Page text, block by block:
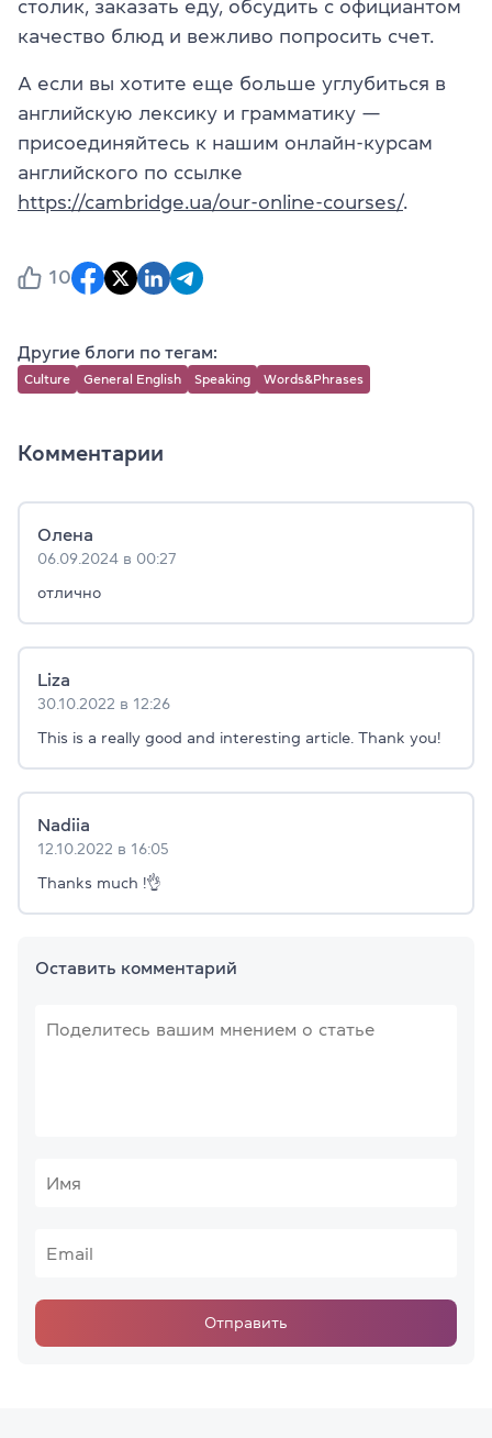
столик, заказать еду, обсудить с официантом
качество блюд и вежливо попросить счет.
А если вы хотите еще больше углубиться в
английскую лексику и грамматику —
присоединяйтесь к нашим онлайн-курсам
английского по ссылке
https://cambridge.ua/our-online-courses/.
10
Другие блоги по тегам:
Culture General English Speaking Words&Phrases
Комментарии
Олена
06.09.2024 в 00:27
отлично
Liza
30.10.2022 в 12:26
This is a really good and interesting article. Thank you!
Nadiia
12.10.2022 в 16:05
Thanks much !👌
Оставить комментарий
Отправить